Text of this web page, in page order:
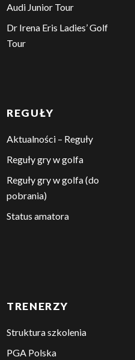
Audi Junior Tour
Dr Irena Eris Ladies’ Golf
Tour
REGUŁY
Aktualności – Reguły
Reguły gry w golfa
Reguły gry w golfa (do
pobrania)
Status amatora
TRENERZY
Struktura szkolenia
PGA Polska